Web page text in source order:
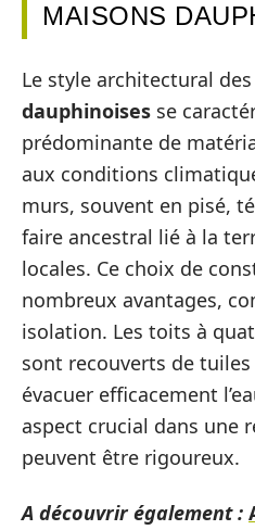
MAISONS
Le style architectural des
dauphinoises se
prédominante de
aux conditions
murs, souvent en pisé,
faire ancestral lié à la
locales. Ce choix de
nombreux avantages,
isolation. Les toits à
sont recouverts de
évacuer efficacement
aspect crucial dans une
peuvent être rigoureux.
A découvrir également :